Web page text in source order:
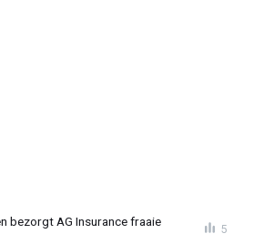
bezorgt AG Insurance fraaie
5